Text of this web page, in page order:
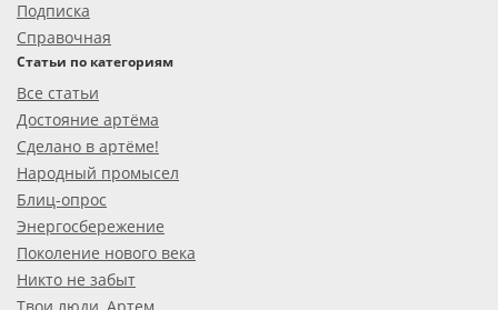
Подписка
Справочная
Статьи по категориям
Все статьи
Достояние артёма
Сделано в артёме!
Народный промысел
Блиц-опрос
Энергосбережение
Поколение нового века
Никто не забыт
Твои люди, Артем